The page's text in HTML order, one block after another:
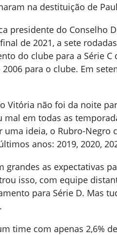
na destituição de
presidente do Conselho
de 2021, a sete
do clube para a Série
para o clube. Em
Vitória não foi da noite
mal em todas as
uma ideia, o Rubro-
anos: 2019, 2020,
grandes as expectativas
isso, com equipe
para Série D. Mas
time com apenas 2,6%